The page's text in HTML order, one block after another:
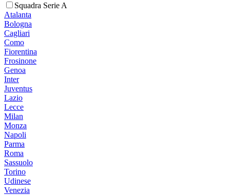
Squadra Serie A
Atalanta
Bologna
Cagliari
Como
Fiorentina
Frosinone
Genoa
Inter
Juventus
Lazio
Lecce
Milan
Monza
Napoli
Parma
Roma
Sassuolo
Torino
Udinese
Venezia